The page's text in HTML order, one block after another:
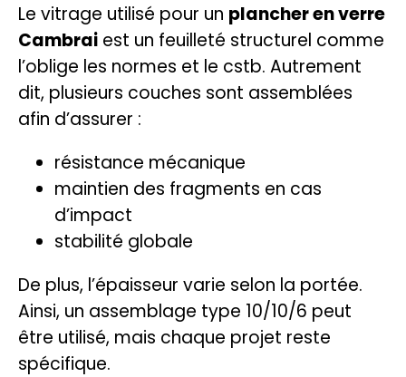
Le vitrage utilisé pour un plancher en verre
Cambrai est un feuilleté structurel comme
l’oblige les normes et le cstb. Autrement
dit, plusieurs couches sont assemblées
afin d’assurer :
résistance mécanique
maintien des fragments en cas
d’impact
stabilité globale
De plus, l’épaisseur varie selon la portée.
Ainsi, un assemblage type 10/10/6 peut
être utilisé, mais chaque projet reste
spécifique.